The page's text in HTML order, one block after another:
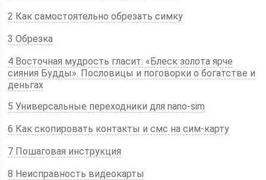
2 Как самостоятельно обрезать симку
3 Обрезка
4 Восточная мудрость гласит: «Блеск золота ярче
сияния Будды». Пословицы и поговорки о богатстве и
деньгах
5 Универсальные переходники для nano-sim
6 Как скопировать контакты и смс на сим-карту
7 Пошаговая инструкция
8 Неисправность видеокарты